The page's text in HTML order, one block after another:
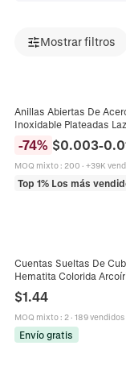
Mostrar filtros
Anillas Abiertas De
Inoxidable Plateadas
Circulares Para
Joyas DIY Collar Pulsera
Manualidades
-74% $0.003-
MOQ mixto: 200 ·
Top 1% Los más
Cuentas Sueltas De
Hematita Colorida
Cuadradas Para Hacer
Pulsera Collar Trenzado
$1.44
MOQ mixto: 2·
Envío gratis